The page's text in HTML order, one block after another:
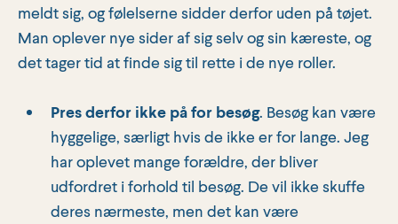
meldt sig, og følelserne sidder derfor uden på tøjet.
Man oplever nye sider af sig selv og sin kæreste, og
det tager tid at finde sig til rette i de nye roller.
Pres derfor ikke på for besøg. Besøg kan være
hyggelige, særligt hvis de ikke er for lange. Jeg
har oplevet mange forældre, der bliver
udfordret i forhold til besøg. De vil ikke skuffe
deres nærmeste, men det kan være